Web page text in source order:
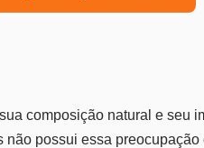
composição natural e seu
possui essa